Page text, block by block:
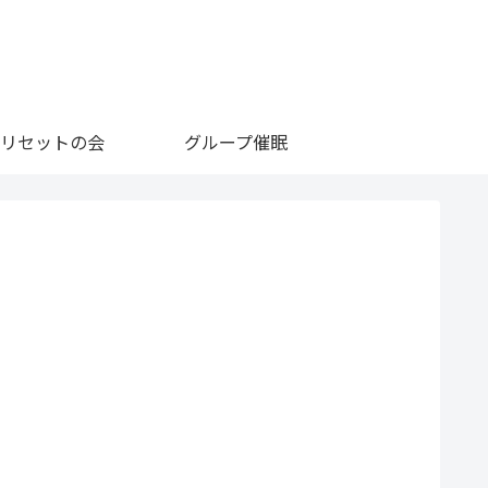
セットの会 グループ催眠